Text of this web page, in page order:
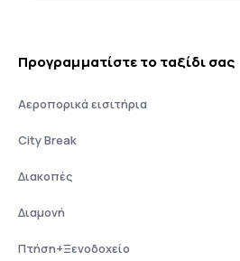
Προγραμματίστε το ταξίδι σας
Αεροπορικά εισιτήρια
City Break
Διακοπές
Διαμονή
Πτήση+Ξενοδοχείο